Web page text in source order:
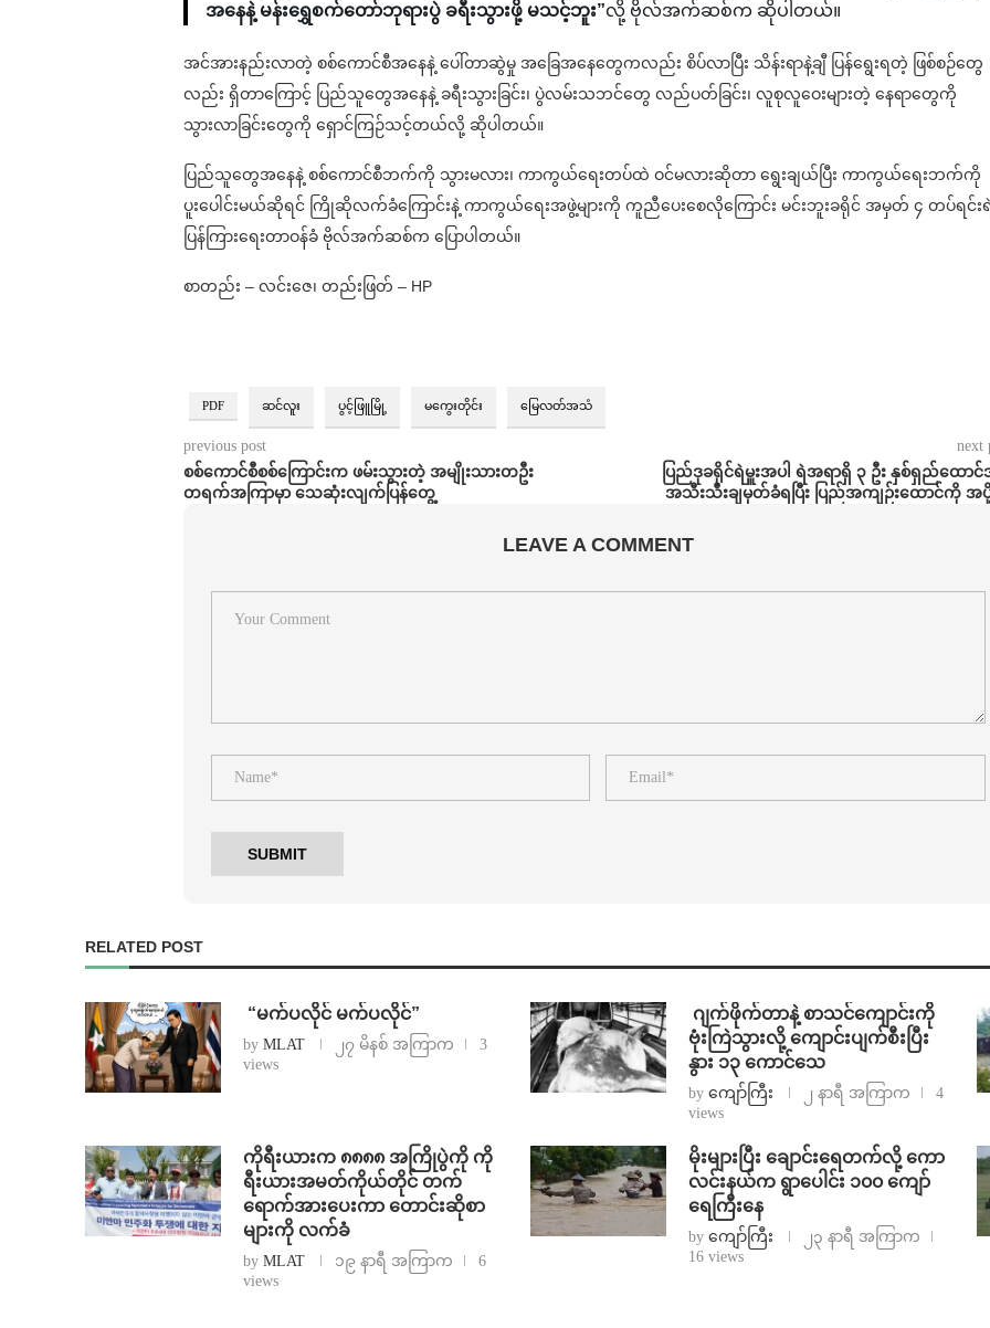
အနေနဲ့ မန်းရွှေစက်တော်ဘုရားပွဲ ခရီးသွားဖို့ မသင့်ဘူး”လို့ ဗိုလ်အက်ဆစ်က ဆိုပါတယ်။
အင်အားနည်းလာတဲ့ စစ်ကောင်စီအနေနဲ့ ပေါ်တာဆွဲမှု အခြေအနေတွေကလည်း စိပ်လာပြီး သိန်းရာနဲ့ချီ ပြန်ရွေးရတဲ့ ဖြစ်စဉ်တွေ
လည်း ရှိတာကြောင့် ပြည်သူတွေအနေနဲ့ ခရီးသွားခြင်း၊ ပွဲလမ်းသဘင်တွေ လည်ပတ်ခြင်း၊ လူစုလူဝေးများတဲ့ နေရာတွေကို
သွားလာခြင်းတွေကို ရှောင်ကြဉ်သင့်တယ်လို့ ဆိုပါတယ်။
ပြည်သူတွေအနေနဲ့ စစ်ကောင်စီဘက်ကို သွားမလား၊ ကာကွယ်ရေးတပ်ထဲ ဝင်မလားဆိုတာ ရွေးချယ်ပြီး ကာကွယ်ရေးဘက်ကို
ပူးပေါင်းမယ်ဆိုရင် ကြိုဆိုလက်ခံကြောင်းနဲ့ ကာကွယ်ရေးအဖွဲ့များကို ကူညီပေးစေလိုကြောင်း ‌မင်းဘူးခရိုင် အမှတ် ၄ တပ်ရင်း
ပြန်ကြားရေးတာဝန်ခံ ဗိုလ်အက်ဆစ်က ပြောပါတယ်။
စာတည်း – လင်းဇေ၊ တည်းဖြတ် – HP
PDF ဆင်လူး ပွင့်ဖြူမြို့ မကွေးတိုင်း မြေလတ်အသံ
previous post
စစ်ကောင်စီစစ်ကြောင်းက ဖမ်းသွားတဲ့ အမျိုးသားတဦး
တရက်အကြာမှာ သေဆုံးလျက်ပြန်တွေ့
next
ပြည်ဒုခရိုင်ရဲမှူးအပါ ရဲအရာရှိ ၃ ဦး နှစ်ရှည်ထော
အသီးသီးချမှတ်ခံရပြီး ပြည်အကျဉ်းထောင်ကို အ
LEAVE A COMMENT
RELATED POST
⁨ ⁨“မက်ပလိုင် မက်ပလိုင်”
by MLAT ၂၇ မိနစ် အကြာက
3
views
⁨⁩ ⁨ဂျက်ဖိုက်တာနဲ့ စာသင်ကျောင်းကို
ဗုံးကြဲသွားလို့ ကျောင်းပျက်စီးပြီး
နွား ၁၃ ကောင်သေ
by ကျော်ကြီး ၂ နာရီ အကြာက
4
views
ကိုရီးယားက ၈၈၈၈ အကြိုပွဲကို ကို
ရီးယားအမတ်ကိုယ်တိုင် တက်
ရောက်အားပေးကာ တောင်းဆိုစာ
များကို လက်ခံ
by MLAT ၁၉ နာရီ အကြာက
6
views
⁨မိုးများပြီး ချောင်းရေတက်လို့ ကော
လင်းနယ်က ရွာပေါင်း ၁၀၀ ကျော်
ရေကြီးနေ
by ကျော်ကြီး
၂၃ နာရီ အကြာက
16 views